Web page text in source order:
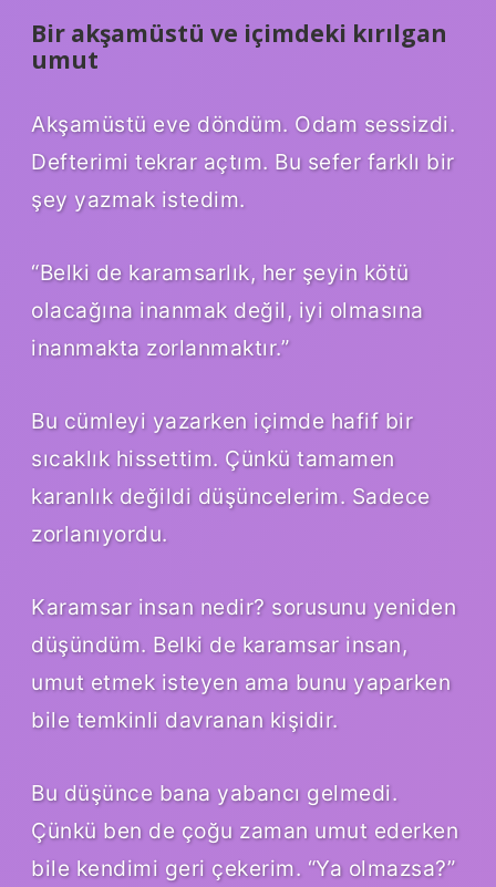
Bir akşamüstü ve içimdeki kırılgan
umut
Akşamüstü eve döndüm. Odam sessizdi.
Defterimi tekrar açtım. Bu sefer farklı bir
şey yazmak istedim.
“Belki de karamsarlık, her şeyin kötü
olacağına inanmak değil, iyi olmasına
inanmakta zorlanmaktır.”
Bu cümleyi yazarken içimde hafif bir
sıcaklık hissettim. Çünkü tamamen
karanlık değildi düşüncelerim. Sadece
zorlanıyordu.
Karamsar insan nedir? sorusunu yeniden
düşündüm. Belki de karamsar insan,
umut etmek isteyen ama bunu yaparken
bile temkinli davranan kişidir.
Bu düşünce bana yabancı gelmedi.
Çünkü ben de çoğu zaman umut ederken
bile kendimi geri çekerim. “Ya olmazsa?”